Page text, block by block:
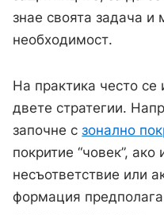
знае своята задача
необходимост.
На практика често се
двете стратегии.
започне с зонално
покритие “човек”,
несъответствие или
формация